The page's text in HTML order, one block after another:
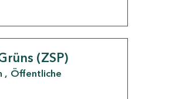
(ZSP)
Öffentliche